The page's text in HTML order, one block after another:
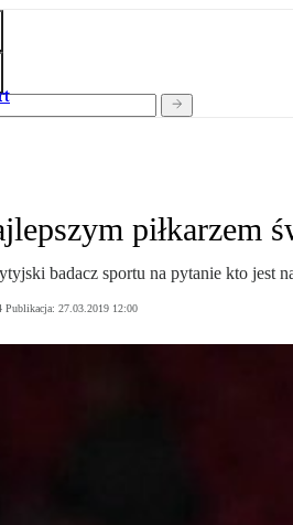
piłkarzem
badacz sportu na pytanie kto
Publikacja: 27.03.2019 12:00